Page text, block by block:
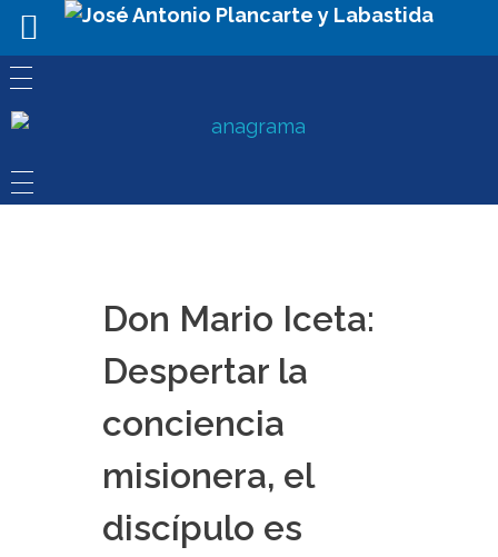
Don Mario Iceta:
Despertar la
conciencia
misionera, el
discípulo es